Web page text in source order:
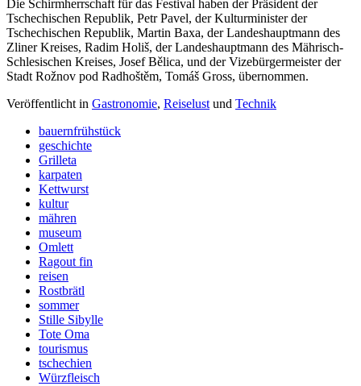
Die Schirmherrschaft für das Festival haben der Präsident der
Tschechischen Republik, Petr Pavel, der Kulturminister der
Tschechischen Republik, Martin Baxa, der Landeshauptmann des
Zliner Kreises, Radim Holiš, der Landeshauptmann des Mährisch-
Schlesischen Kreises, Josef Bělica, und der Vizebürgermeister der
Stadt Rožnov pod Radhoštěm, Tomáš Gross, übernommen.
Veröffentlicht in Gastronomie, Reiselustund Technik
bauernfrühstück
geschichte
Grilleta
karpaten
Kettwurst
kultur
mähren
museum
Omlett
Ragout fin
reisen
Rostbrätl
sommer
Stille Sibylle
Tote Oma
tourismus
tschechien
Würzfleisch